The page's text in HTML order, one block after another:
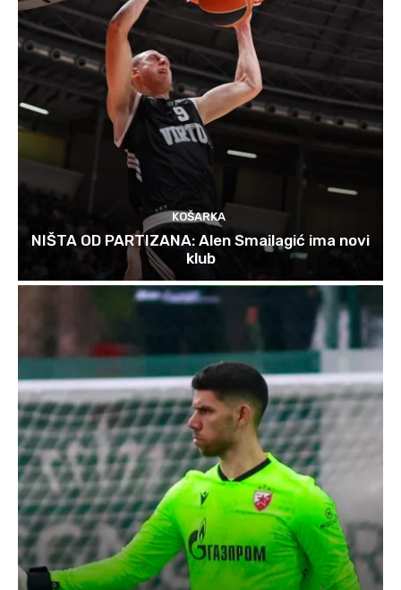
KOŠARKA
NIŠTA OD PARTIZANA: Alen Smailagić ima novi
klub